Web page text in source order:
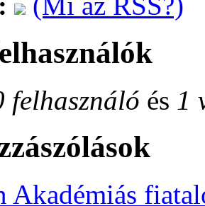
felhasználó és 1
Akadémiás